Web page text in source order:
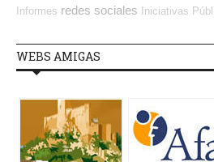
Informes redes sociales Iniciativas
WEBS AMIGAS